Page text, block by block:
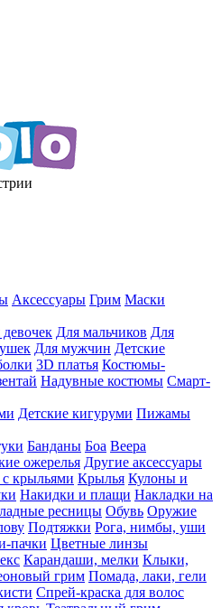
Аксессуары Грим Маски
Для мальчиков Для
Для мужчин Детские
3D платья Костюмы-
Надувные костюмы Смарт-
Детские кигуруми Пижамы
Банданы Боа Веера
ожерелья Другие аксессуары
с крыльями Крылья Кулоны и
Накидки и плащи Накладки на
ресницы Обувь Оружие
Подтяжки Рога, нимбы, уши
пачки Цветные линзы
Карандаши, мелки Клыки,
грим Помада, лаки, гели
Спрей-краска для волос